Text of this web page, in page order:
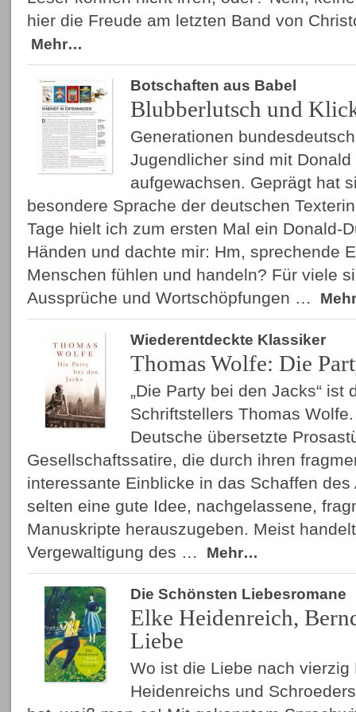
hier die Freude am letzten Band von
Mehr…
Botschaften aus Babel
Blubberlutsch und
Generationen
Jugendlicher sind mit
aufgewachsen. Geprägt hat
besondere Sprache der deutschen
Tage hielt ich zum ersten Mal ein Donald-
Händen und dachte mir: Hm, sprechende
Menschen fühlen und handeln? Für viele
Aussprüche und Wortschöpfungen …
Wiederentdeckte Klassiker
Thomas Wolfe: Die
„Die Party bei den Jacks“ ist
Schriftstellers Thomas
Deutsche übersetzte
Gesellschaftssatire, die durch ihren
interessante Ein­blicke in das Schaffen des
selten eine gute Idee, nachgelassene,
Manuskripte herauszugeben. Meist
Vergewaltigung des …
Mehr…
Die Schönsten Liebesromane
Elke Heidenreich,
Liebe
Wo ist die Liebe nach
Heidenreichs und